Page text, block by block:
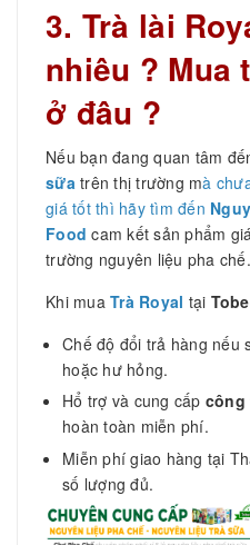
3. Trà lài
nhiêu ? Mua
ở đâu ?
Nếu bạn đang quan tâm
sữa trên thị trường mà
giá tốt thì hãy tìm đến
Food cam kết sản phẩm
trường nguyên liệu pha chế.
Khi mua Trà Royal tại
Chế độ đổi trả hàng nếu
hoặc hư hỏng.
Hổ trợ và cung cấp công
hoàn toàn miễn phí.
Miễn phí giao hàng tại
số lượng đủ.